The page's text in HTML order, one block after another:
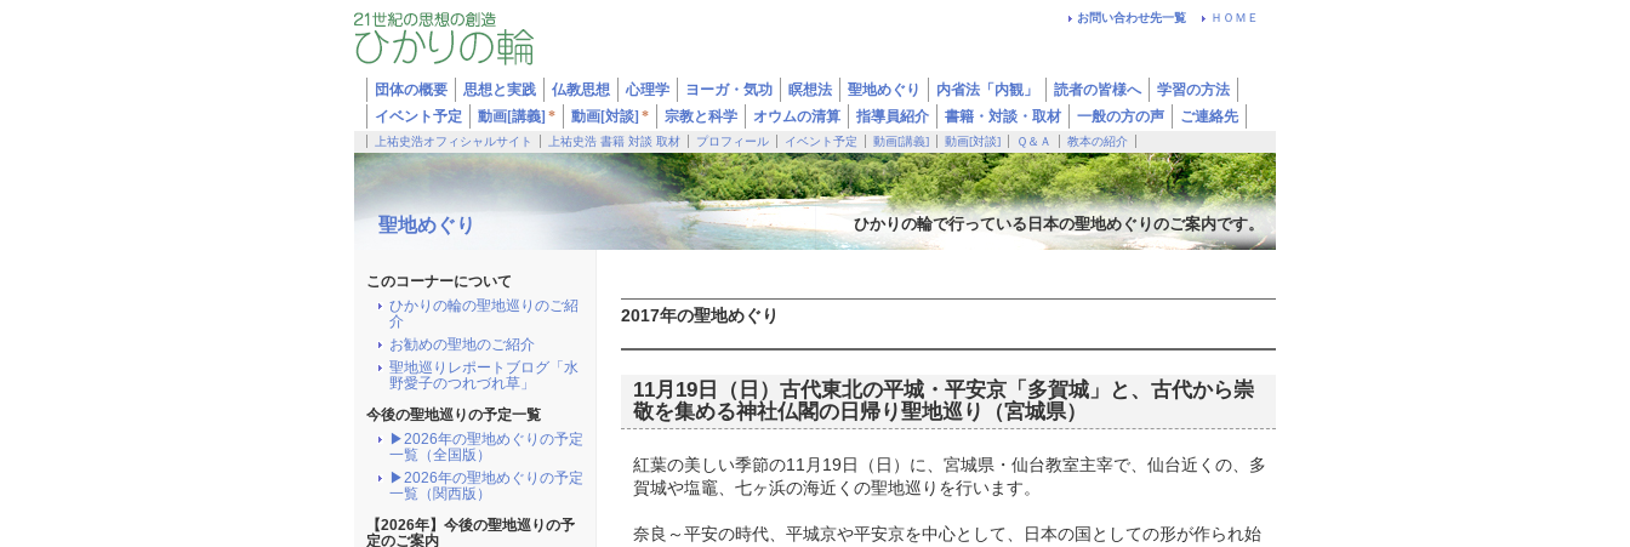
ＨＯＭＥ
お問い合わせ先一覧
団体の概要 思想と実践 仏教思想 心理学 ヨーガ・気功 瞑想法 聖地めぐり 内省法「内観」 読者の皆様へ
学習の方法
イベント予定
動画[講義] * 動画[対談] * 宗教と科学 オウムの清算 指導員紹介 書籍・対談・取材 一般の方の声 ご連絡先
上祐史浩オフィシャルサイト 上祐史浩 書籍 対談 取材 プロフィール イベント予定 動画[講義] 動画[対談] Ｑ＆Ａ 教本の紹介
聖地めぐり ひかりの輪で行っている日本の聖地めぐりのご案内です。
2017年の聖地めぐり
11月19日（日）古代東北の平城・平安京「多賀城」と、古代から崇
敬を集める神社仏閣の日帰り聖地巡り（宮城県）
紅葉の美しい季節の11月19日（日）に、宮城県・仙台教室主宰で、仙台近くの、多
賀城や塩竈、七ヶ浜の海近くの聖地巡りを行います。
奈良～平安の時代、平城京や平安京を中心として、日本の国としての形が作られ始
このコーナーについて
ひかりの輪の聖地巡りのご紹
介
お勧めの聖地のご紹介
聖地巡りレポートブログ「水
野愛子のつれづれ草」
今後の聖地巡りの予定一覧
▶2026年の聖地めぐりの予定
一覧（全国版）
▶2026年の聖地めぐりの予定
一覧（関西版）
【2026年】今後の聖地巡りの予
定のご案内